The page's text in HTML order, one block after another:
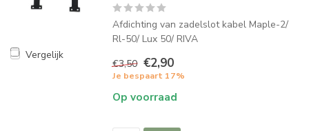
Vergelijk
Afdichting van zadelslot kabel Maple-2/
Rl-50/ Lux 50/ RIVA
€3,50 €2,90
Je bespaart 17%
Op voorraad